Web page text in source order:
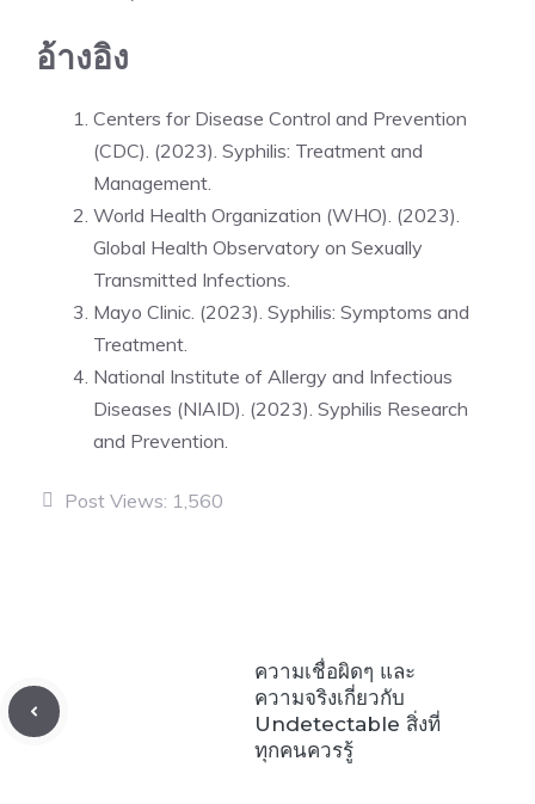
อ้างอิง
Centers for Disease Control and Prevention
(CDC). (2023). Syphilis: Treatment and
Management.
World Health Organization (WHO). (2023).
Global Health Observatory on Sexually
Transmitted Infections.
Mayo Clinic. (2023). Syphilis: Symptoms and
Treatment.
National Institute of Allergy and Infectious
Diseases (NIAID). (2023). Syphilis Research
and Prevention.
Post Views: 1,560
ความเชื่อผิดๆ และ
ความจริงเกี่ยวกับ
Undetectable สิ่งที่
ทุกคนควรรู้